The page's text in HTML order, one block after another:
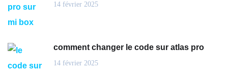
14 février 2025
comment changer le code sur atlas pro
14 février 2025